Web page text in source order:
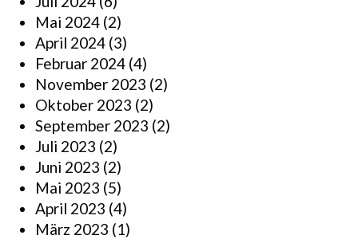
Mai 2024 (2)
April 2024 (3)
Februar 2024 (4)
November 2023 (2)
Oktober 2023 (2)
September 2023 (2)
Juli 2023 (2)
Juni 2023 (2)
Mai 2023 (5)
April 2023 (4)
März 2023 (1)